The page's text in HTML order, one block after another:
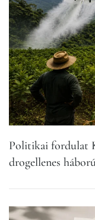
Politikai fordulat
drogellenes